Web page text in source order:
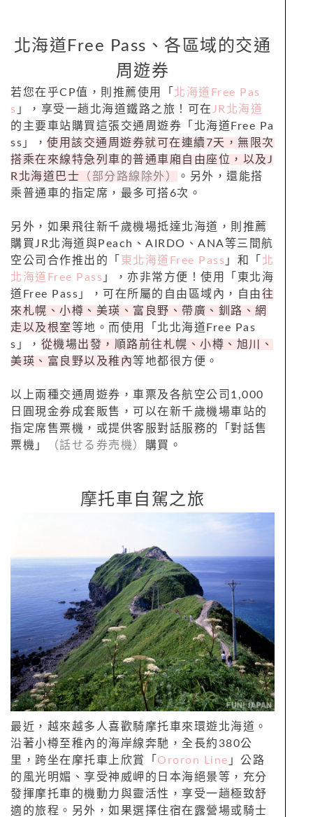
北海道Free Pass、各區域的交通
周遊券
若您在乎CP值，則推薦使用「 北海道Free Pas
s 」，享受一趟北海道鐵路之旅！可在 JR北海道
的主要車站購買這張交通周遊券「北海道Free Pa
ss」， 使用該交通周遊券就可在連續7天，無限次
搭乘在來線特急列車的普通車廂自由座位，以及J
R北海道巴士 （部分路線除外）
。另外，還能搭
乘普通車的指定席，最多可搭6次。
另外，如果飛往新千歲機場抵達北海道，則推薦
購買JR北海道與Peach、AIRDO、ANA等三間航
空公司合作推出的「 東北海道Free Pass 」和「 北
北海道Free Pass 」，亦非常方便！使用「東北海
道Free Pass」，可在所屬的自由區域內，自由往
來札幌、小樽、美瑛、富良野、帶廣、釧路、網
走以及根室等地。而使用「北北海道Free Pas
s」， 從機場出發，順路前往札幌、小樽、旭川、
美瑛、富良野以及稚內等地都很方便。
以上兩種交通周遊券，車票及各航空公司1,000
日圓現金券成套販售，可以在新千歲機場車站的
指定席售票機，或提供客服對話服務的「對話售
票機」
（話せる券売機） 購買。
摩托車自駕之旅
最近，越來越多人喜歡騎摩托車來環遊北海道。
沿著小樽至稚內的海岸線奔馳，全長約380公
里，跨坐在摩托車上欣賞「 Ororon Line 」公路
的風光明媚、享受神威岬的日本海絕景等，充分
發揮摩托車的機動力與靈活性，享受一趟極致舒
適的旅程。另外，如果選擇住宿在露營場或騎士